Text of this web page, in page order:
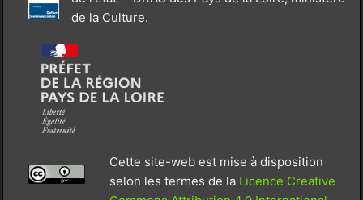
de la Culture.
Cette site-web est mise à disposition
selon les termes de la Licence Creative